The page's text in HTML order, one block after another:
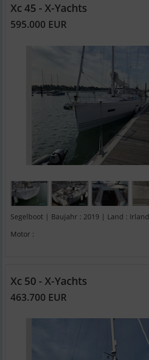
Xc 45 - X-Yachts
595.000 EUR
Segelboot | Baujahr : 2019 | Land : Irland
Motor :
Xc 50 - X-Yachts
463.700 EUR